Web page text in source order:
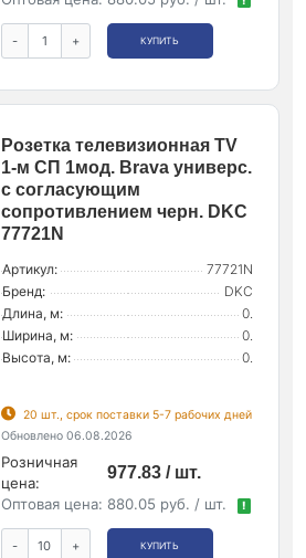
- + КУПИТЬ
Розетка телевизионная TV
1-м СП 1мод. Brava универс.
с согласующим
сопротивлением черн. DKC
77721N
Артикул:
77721N
Бренд:
DKC
Длина, м:
0.
Ширина, м:
0.
Высота, м:
0.
20 шт., срок поставки 5-7 рабочих дней
Обновлено 06.08.2026
Розничная
цена:
977.83 / шт.
Оптовая цена: 880.05 руб. / шт. !
- + КУПИТЬ